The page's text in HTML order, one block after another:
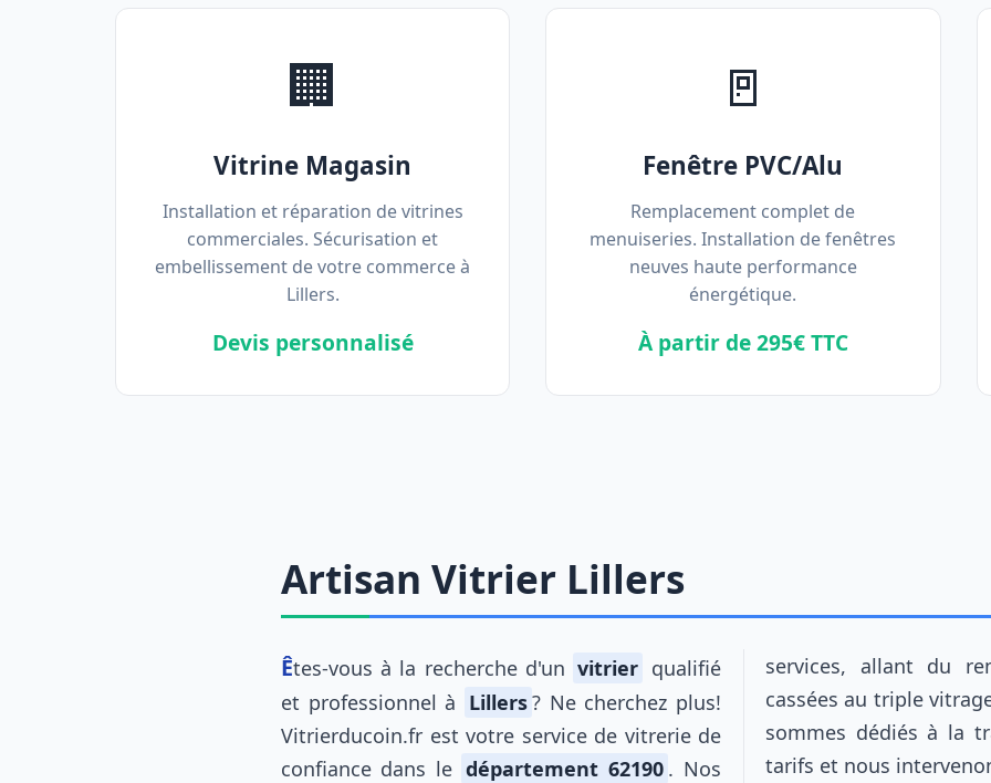
🏢
Vitrine Magasin
Installation et réparation de vitrines
commerciales. Sécurisation et
embellissement de votre commerce à
Lillers.
Devis personnalisé
🚪
Fenêtre PVC/Alu
Remplacement complet de
menuiseries. Installation de fenêtres
neuves haute performance
énergétique.
À partir de 295€ TTC
Artisan Vitrier Lillers
Êtes-vous à la recherche d'un vitrier qualifié
et professionnel à Lillers? Ne cherchez plus!
Vitrierducoin.fr est votre service de vitrerie de
confiance dans le département 62190 . Nos
services, allant du
cassées au triple
sommes dédiés à la
tarifs et nous